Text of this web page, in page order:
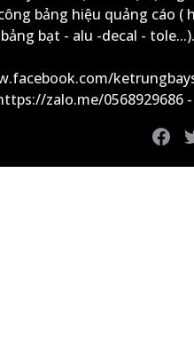
bảng hiệu quảng cáo (
bạt - alu -decal -
zalo.me/0568929686